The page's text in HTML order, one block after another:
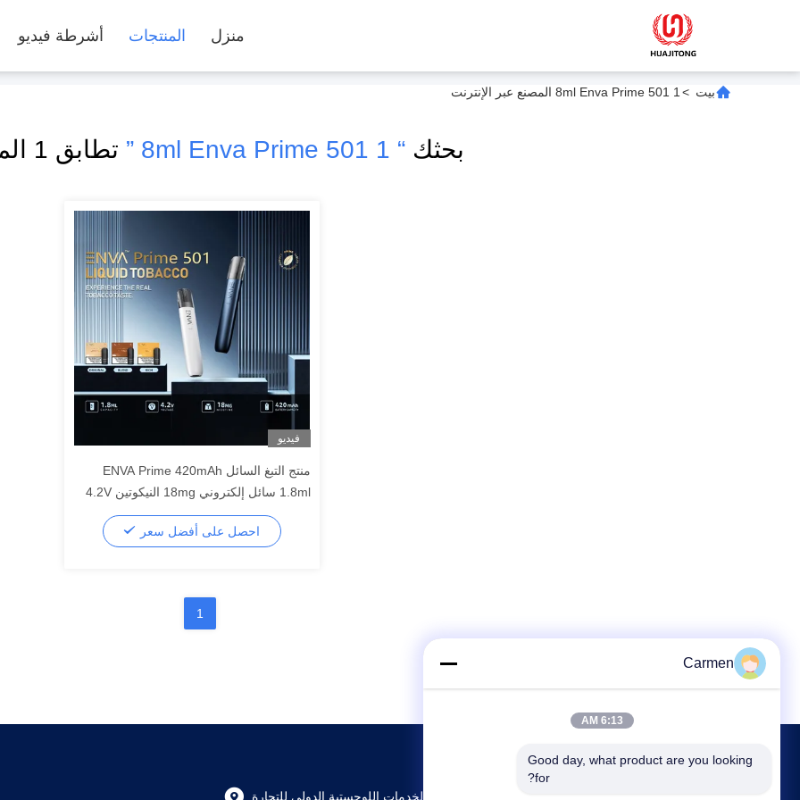
منزل المنتجات أشرطة فيديو
بيت > 1 8ml Enva Prime 501 المصنع عبر الإنترنت
بحثك “ 1 8ml Enva Prime 501 ” تطابق 1 المنتجات
فيديو
منتج التبغ السائل ENVA Prime 420mAh
1.8ml سائل إلكتروني 18mg النيكوتين 4.2V
احصل على أفضل سعر
1
المبنى 13، مركز الخدمات اللوجستية الدولي للتجارة
Carmen
6:13 AM
Good day, what product are you looking
for?